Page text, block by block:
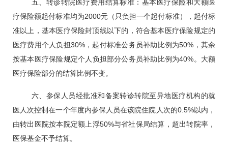
五、转诊转院医疗费用结算标准：基本医疗保险和大额医
疗保险额起付标准均为2000元（只负担一个起付标准），起付标
准以上，基本医疗保险封顶线以下的，符合基本医疗保险规定的
医疗费用个人负担30%，起付标准公务员补助比例为50% ，其余
按基本医疗保险规定个人负担部分公务员补助比例为40%。大额
医疗保险部分的结算比例不变。
六、参保人员经批准和备案转诊转院至异地医疗机构的就
医人次控制在一个年度内参保人员在该院住院人次的0.5%以内，
由转出医院按本院定额上浮50%与省社保局结算，超出转院率，
医保基金不予结算。